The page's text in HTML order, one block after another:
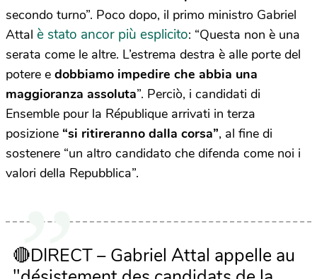
secondo turno”. Poco dopo, il primo ministro Gabriel
Attal è stato ancor più esplicito: “Questa non è una
serata come le altre. L’estrema destra è alle porte del
potere e dobbiamo impedire che abbia una
maggioranza assoluta”. Perciò, i candidati di
Ensemble pour la République arrivati in terza
posizione “si ritireranno dalla corsa”, al fine di
sostenere “un altro candidato che difenda come noi i
valori della Repubblica”.
🔴DIRECT – Gabriel Attal appelle au